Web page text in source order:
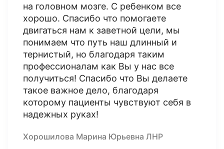
на головном мозге. С ребенком все
хорошо. Спасибо что помогаете
двигаться нам к заветной цели, мы
понимаем что путь наш длинный и
тернистый, но благодаря таким
профессионалам как Вы у нас все
получиться! Спасибо что Вы делаете
такое важное дело, благодаря
которому пациенты чувствуют себя в
надежных руках!
Хорошилова Марина Юрьевна ЛНР